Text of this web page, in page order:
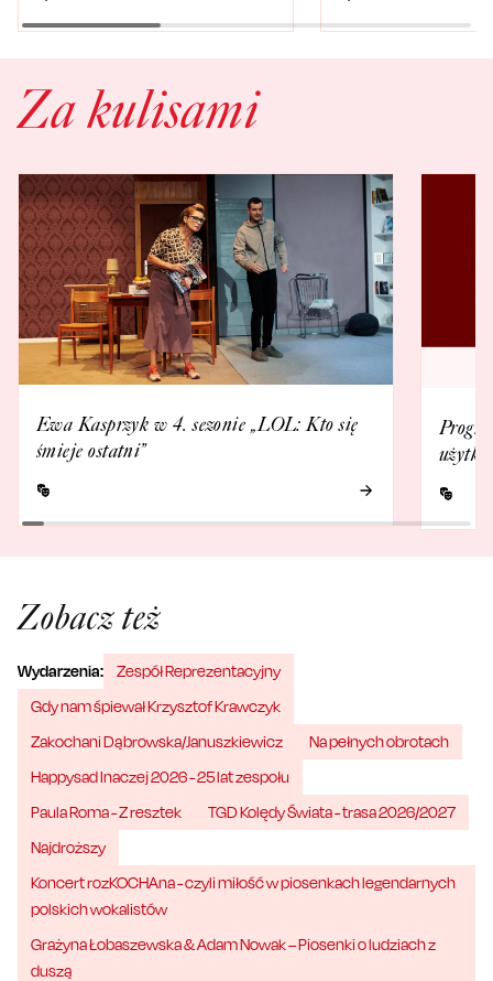
Za kulisami
Ewa Kasprzyk w 4. sezonie „LOL: Kto się
śmieje ostatni”
Zobacz też
Wydarzenia:
Zespół Reprezentacyjny
Gdy nam śpiewał Krzysztof Krawczyk
Zakochani Dąbrowska/Januszkiewicz
Na pełnych obrotach
Happysad Inaczej 2026 - 25 lat zespołu
Paula Roma - Z resztek
TGD Kolędy Świata - trasa 2026/2027
Najdroższy
Koncert rozKOCHAna - czyli miłość w piosenkach legendarnych
polskich wokalistów
Grażyna Łobaszewska & Adam Nowak – Piosenki o ludziach z
duszą